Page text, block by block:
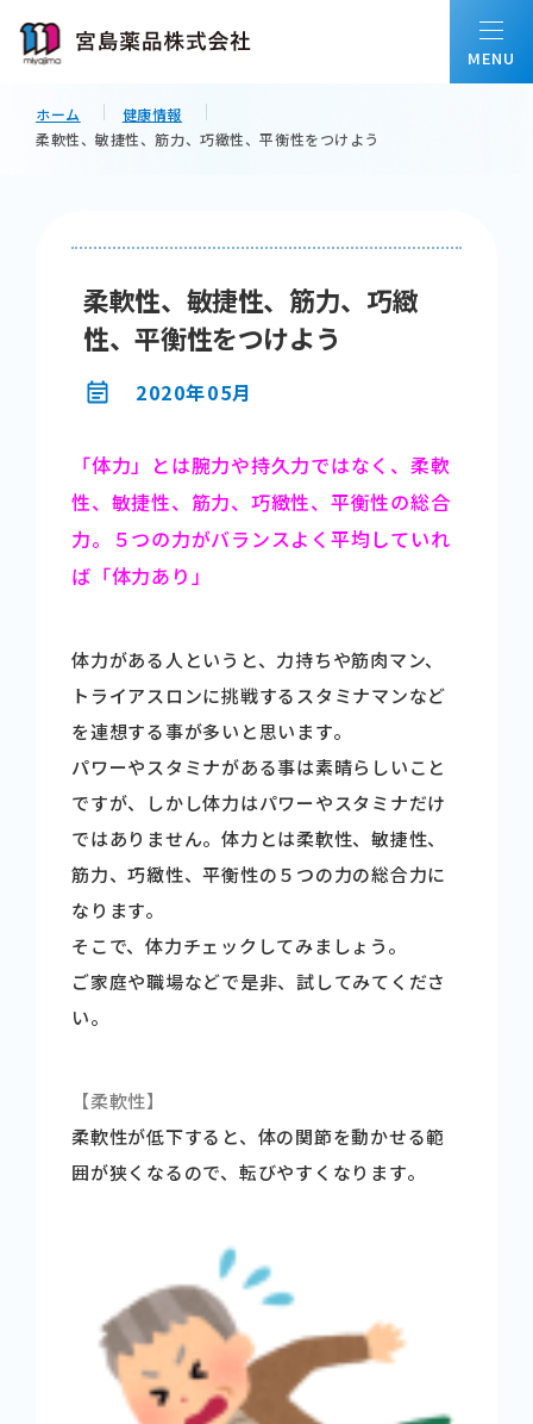
ホーム
会社情報
事業内容
商品情報
健康情報
お問い合わせ
ホーム
健康情報
柔軟性、敏捷性、筋力、巧緻性、平衡性をつけよう
柔軟性、敏捷性、筋力、巧緻
性、平衡性をつけよう
2020年05月
「体力」とは腕力や持久力ではなく、柔軟
性、敏捷性、筋力、巧緻性、平衡性の総合
力。５つの力がバランスよく平均していれ
ば「体力あり」
体力がある人というと、力持ちや筋肉マン、
トライアスロンに挑戦するスタミナマンなど
を連想する事が多いと思います。
パワーやスタミナがある事は素晴らしいこと
ですが、しかし体力はパワーやスタミナだけ
ではありません。体力とは柔軟性、敏捷性、
筋力、巧緻性、平衡性の５つの力の総合力に
なります。
そこで、体力チェックしてみましょう。
ご家庭や職場などで是非、試してみてくださ
い。
【柔軟性】
柔軟性が低下すると、体の関節を動かせる範
囲が狭くなるので、転びやすくなります。